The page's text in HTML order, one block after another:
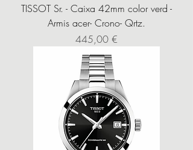
TISSOT Sr. - Caixa 42mm color verd -
Armis acer- Crono- Qrtz.
Precio
445,00 €